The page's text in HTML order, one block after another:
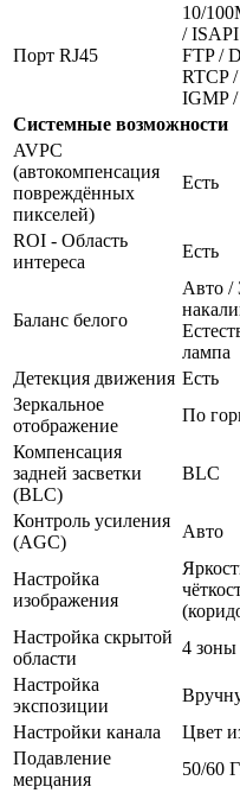
Порт RJ45
10/
/
FTP /
RTCP
IGMP
Системные возможности
AVPC
(автокомпенсация
повреждённых
пикселей)
Есть
ROI - Область
интереса
Есть
Баланс белого
Авто /
лампа
Детекция движения Есть
Зеркальное
отображение
По
Компенсация
задней засветки
(BLC)
BLC
Контроль усиления
(AGC)
Авто
Настройка
изображения
Настройка скрытой
области
4 зоны
Настройка
экспозиции
Настройки канала
Цвет
Подавление
мерцания
50/60